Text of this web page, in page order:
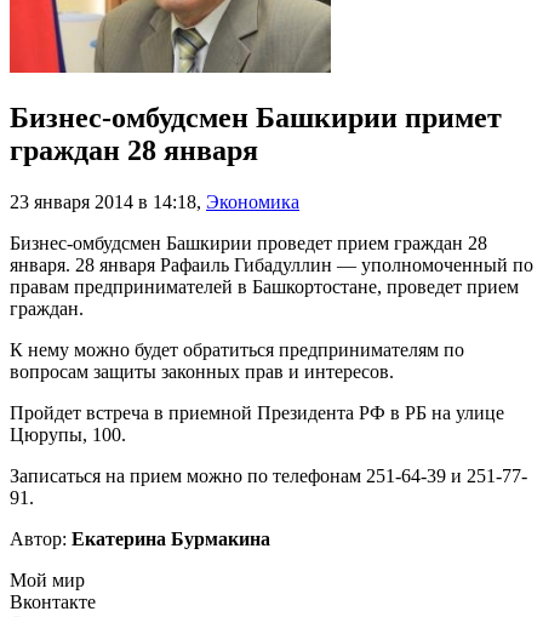
Бизнес-омбудсмен Башкирии примет
граждан 28 января
23 января 2014 в 14:18, Экономика
Бизнес-омбудсмен Башкирии проведет прием граждан 28
января. 28 января Рафаиль Гибадуллин — уполномоченный по
правам предпринимателей в Башкортостане, проведет прием
граждан.
К нему можно будет обратиться предпринимателям по
вопросам защиты законных прав и интересов.
Пройдет встреча в приемной Президента РФ в РБ на улице
Цюрупы, 100.
Записаться на прием можно по телефонам 251-64-39 и 251-77-
91.
Автор: Екатерина Бурмакина
Мой мир
Вконтакте